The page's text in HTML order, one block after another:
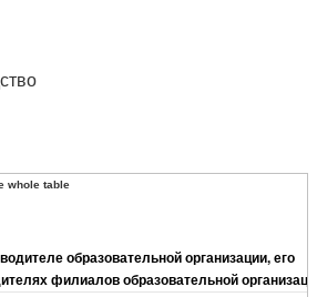
образовательной организации, его
филиалов образовательной